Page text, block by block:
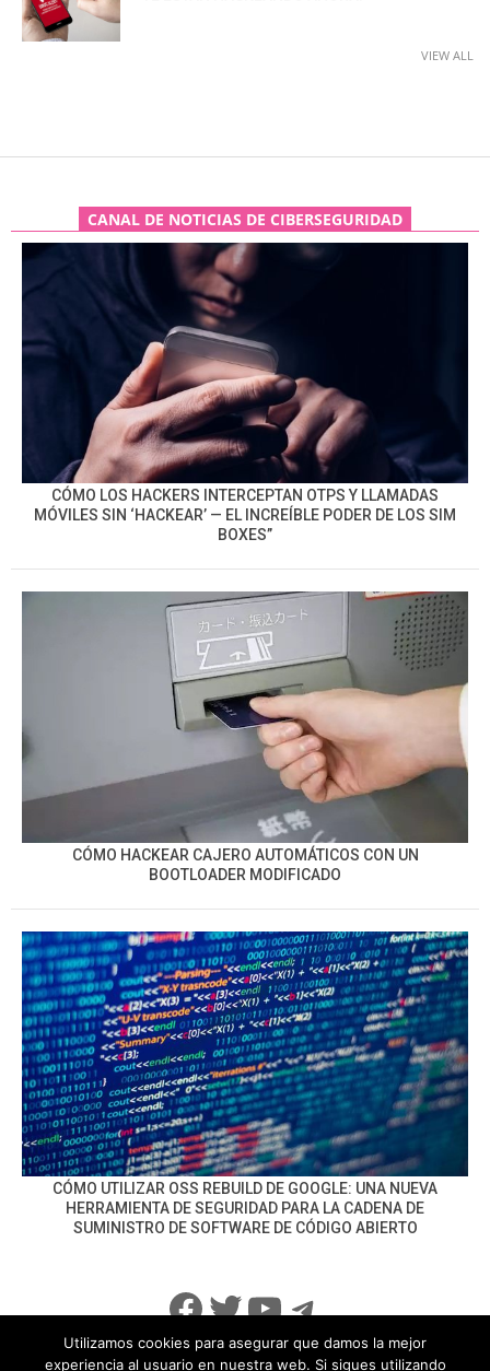
VIEW ALL
CANAL DE NOTICIAS DE CIBERSEGURIDAD
CÓMO LOS HACKERS INTERCEPTAN OTPS Y LLAMADAS
MÓVILES SIN ‘HACKEAR’ — EL INCREÍBLE PODER DE LOS SIM
BOXES”
CÓMO HACKEAR CAJERO AUTOMÁTICOS CON UN
BOOTLOADER MODIFICADO
CÓMO UTILIZAR OSS REBUILD DE GOOGLE: UNA NUEVA
HERRAMIENTA DE SEGURIDAD PARA LA CADENA DE
SUMINISTRO DE SOFTWARE DE CÓDIGO ABIERTO
Facebook
Twitter
YouTube
Telegram
Utilizamos cookies para asegurar que damos la mejor
experiencia al usuario en nuestra web. Si sigues utilizando